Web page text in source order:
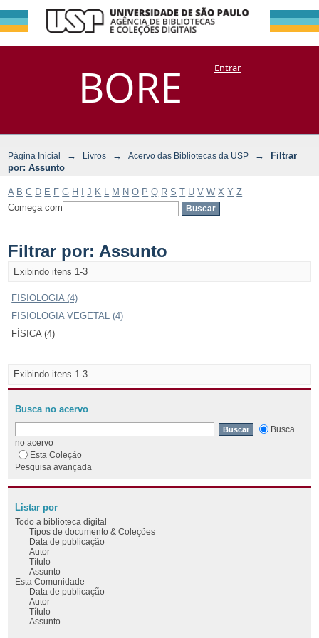
BORE
Filtrar por:
Assunto
DSpace/Manakin + CoriscoEntrar
Página Inicial → Livros → Acervo das Bibliotecas da USP →
Filtrar
por: Assunto
A B C D E F G H J K M N O P Q R S T U V W X Y Z
Começa com
Filtrar por: Assunto
Exibindo itens 1-3
FISIOLOGIA (4)
FISIOLOGIA VEGETAL (4)
FÍSICA (4)
Exibindo itens 1-3
Busca no acervo
Busca
no acervo
Esta Coleção
Pesquisa avançada
Listar por
Todo a biblioteca digital
Tipos de documento & Coleções
Data de publicação
Autor
Título
Assunto
Esta Comunidade
Data de publicação
Autor
Título
Assunto